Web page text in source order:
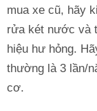
mua xe cũ, hãy
rửa két nước và
hiệu hư hỏng.
thường là 3 lần/
cơ.